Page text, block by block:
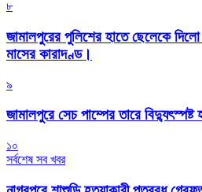
৮
জামালপুরের পুলিশের হাতে ছেলেকে
মাসের কারাদণ্ড।
৯
জামালপুরে সেচ পাম্পের তারে
১০
সর্বশেষ সব খবর